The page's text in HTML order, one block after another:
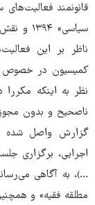
قانونمند
ناظر بر این
کمیسیون در
نظر به اینکه
ناصحیح و بدون
گزارش واصل شده
اجرایی، برگزاری
...)، به آگاهی
مطلقه فقیه» و